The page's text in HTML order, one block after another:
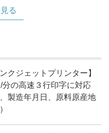
る
クジェットプリンター】
分の高速３行印字に対応
、製造年月日、原料原産地